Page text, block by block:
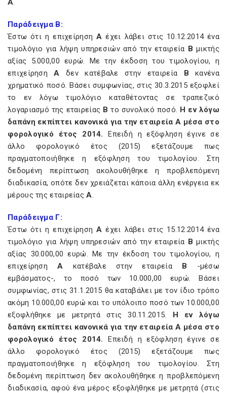
Α.
Παράδειγμα Β:
Έστω ότι η επιχείρησηΑ έχει λάβει στις 10.12.2014 ένα
τιμολόγιο για λήψη υπηρεσιών από την εταιρεία Β μικτής
αξίας 5.000,00 ευρώ. Με την έκδοση του τιμολογίου, η
επιχείρησηΑ δεν κατέβαλε στην εταιρεία Β κανένα
χρηματικό ποσό. Βάσει συμφωνίας, στις 30.3.2015 εξοφλεί
το εν λόγω τιμολόγιο καταθέτοντας σε τραπεζικό
λογαριασμό της εταιρείας Β το συνολικό ποσό. Η εν λόγω
δαπάνη εκπίπτει κανονικά για την εταιρεία Α μέσα στο
φορολογικό έτος 2014. Επειδή η εξόφληση έγινε σε
άλλο φορολογικό έτος (2015) εξετάζουμε πως
πραγματοποιήθηκε η εξόφληση του τιμολογίου. Στη
δεδομένη περίπτωση ακολουθήθηκε η προβλεπόμενη
διαδικασία, οπότε δεν χρειάζεται κάποια άλλη ενέργεια εκ
μέρους της εταιρείαςΑ.
Παράδειγμα Γ:
Έστω ότι η επιχείρησηΑ έχει λάβει στις 15.12.2014 ένα
τιμολόγιο για λήψη υπηρεσιών από την εταιρεία Β μικτής
αξίας 30.000,00 ευρώ. Με την έκδοση του τιμολογίου, η
επιχείρησηΑ κατέβαλε στην εταιρεία Β -μέσω
εμβάσματος-, το ποσό των 10.000,00 ευρώ. Βάσει
συμφωνίας, στις 31.1.2015 θα καταβάλει με τον ίδιο τρόπο
ακόμη 10.000,00 ευρώ και το υπόλοιπο ποσό των 10.000,00
εξοφλήθηκε με μετρητά στις 30.11.2015. Η εν λόγω
δαπάνη εκπίπτει κανονικά για την εταιρεία Α μέσα στο
φορολογικό έτος 2014.Επειδή η εξόφληση έγινε σε
άλλο φορολογικό έτος (2015) εξετάζουμε πως
πραγματοποιήθηκε η εξόφληση του τιμολογίου. Στη
δεδομένη περίπτωση δεν ακολουθήθηκε η προβλεπόμενη
διαδικασία, αφού ένα μέρος εξοφλήθηκε με μετρητά (στις